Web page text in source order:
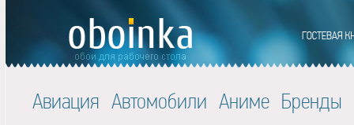
Авиация Автомобили Аниме Бренды